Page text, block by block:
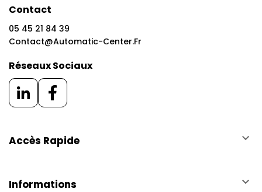
Contact
05 45 21 84 39
Contact@automatic-Center.fr
Réseaux Sociaux
Accès Rapide keyboard_arrow_down
Informations keyboard_arrow_down